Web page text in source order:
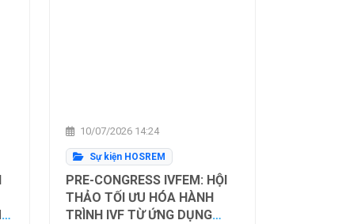
10/07/2026 14:24
Sự kiện HOSREM
PRE-CONGRESS IVFEM: HỘI
THẢO TỐI ƯU HÓA HÀNH
TRÌNH IVF TỪ ỨNG DỤNG